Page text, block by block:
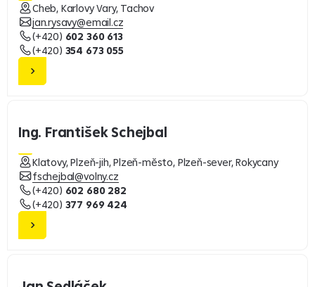
Cheb, Karlovy Vary, Tachov
jan.rysavy@email.cz
(+420) 602 360 613
(+420) 354 673 055
Ing. František Schejbal
Klatovy, Plzeň-jih, Plzeň-město, Plzeň-sever, Rokycany
fschejbal@volny.cz
(+420) 602 680 282
(+420) 377 969 424